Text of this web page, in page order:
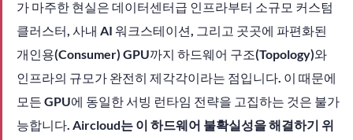
가 마주한 현실은 데이터센터급 인프라부터 소규모 커스텀
클러스터, 사내 AI 워크스테이션, 그리고 곳곳에 파편화된
개인용(Consumer) GPU까지 하드웨어 구조(Topology)와
인프라의 규모가 완전히 제각각이라는 점입니다. 이 때문에
모든 GPU에 동일한 서빙 런타임 전략을 고집하는 것은 불가
능합니다. Aircloud는 이 하드웨어 불확실성을 해결하기 위